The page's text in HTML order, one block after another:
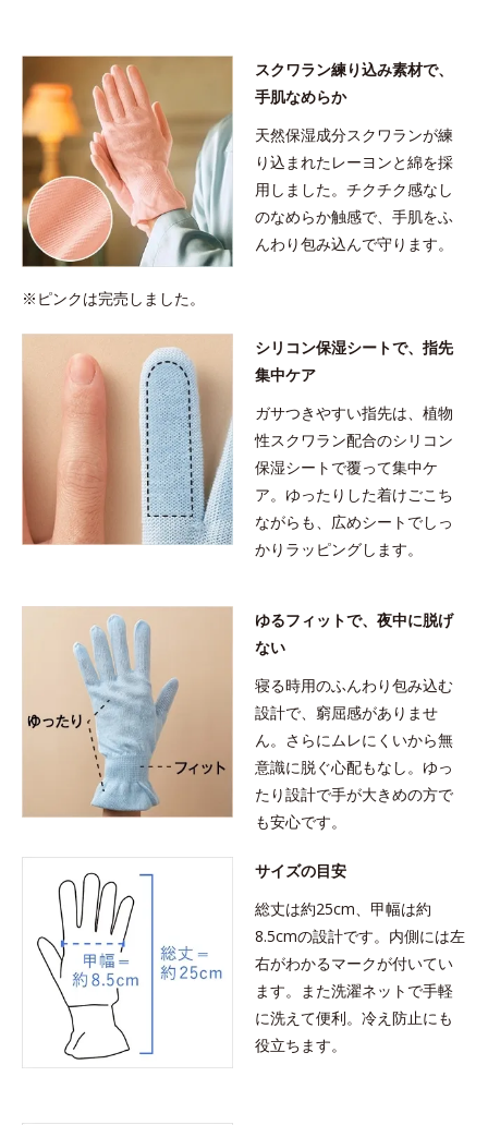
スクワラン練り込み素材で、
手肌なめらか
天然保湿成分スクワランが練
り込まれたレーヨンと綿を採
用しました。チクチク感なし
のなめらか触感で、手肌をふ
んわり包み込んで守ります。
※ピンクは完売しました。
シリコン保湿シートで、指先
集中ケア
ガサつきやすい指先は、植物
性スクワラン配合のシリコン
保湿シートで覆って集中ケ
ア。ゆったりした着けごこち
ながらも、広めシートでしっ
かりラッピングします。
ゆるフィットで、夜中に脱げ
ない
寝る時用のふんわり包み込む
設計で、窮屈感がありませ
ん。さらにムレにくいから無
意識に脱ぐ心配もなし。ゆっ
たり設計で手が大きめの方で
も安心です。
サイズの目安
総丈は約25cm、甲幅は約
8.5cmの設計です。内側には左
右がわかるマークが付いてい
ます。また洗濯ネットで手軽
に洗えて便利。冷え防止にも
役立ちます。